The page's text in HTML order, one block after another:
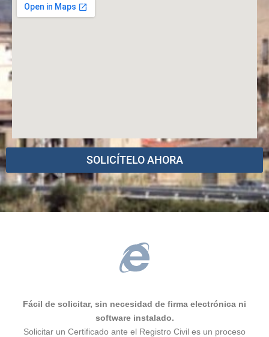
SOLICÍTELO AHORA
Fácil de solicitar, sin necesidad de firma electrónica ni
software instalado.
Solicitar un Certificado ante el Registro Civil es un proceso